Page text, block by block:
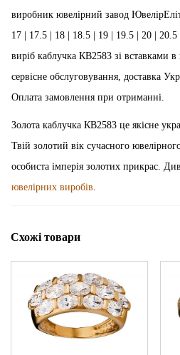
виробник ювелірний завод
17 | 17.5 | 18 | 18.5 | 19 | 19.5 | 20 |
виріб каблучка КВ2583 зі вставками в
сервісне обслуговування, доставка
Оплата замовлення при отриманні.
Золота каблучка КВ2583 це якісне
Твій золотий вік сучасного
особиста імперія золотих прикрас.
ювелірних виробів
Схожі товари